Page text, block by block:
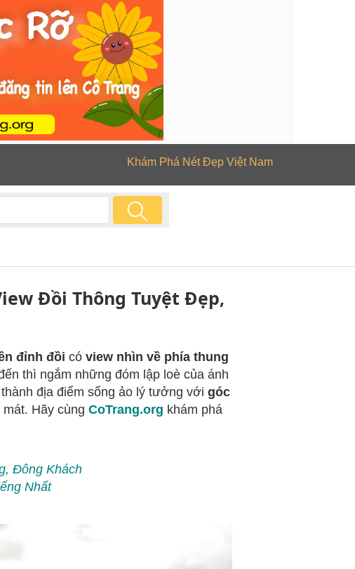
Khám Phá Nét Đẹp Việt Nam
Đồi Thông Tuyệt Đẹp,
đỉnh đồi có view nhìn về phía thung
thì ngắm những đóm lập loè của ánh
địa điểm sống ảo lý tưởng với góc
Hãy cùng CoTrang.org khám phá
Đông Khách
Nhất